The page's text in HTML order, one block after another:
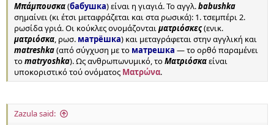
Μπάμπουσκα(бабушка) είναι η γιαγιά. Το αγγλ.babushka
σημαίνει (κι έτσι μεταφράζεται και στα ρωσικά): 1. τσεμπέρι 2.
ρωσίδα γριά. Οι κούκλες ονομάζονταιματριόσκες(ενικ.
ματριόσκα, ρωσ. матрёшка) και μεταγράφεται στην αγγλική και
matreshka(από σύγχυση με το матрешка — το ορθό παραμένει
τοmatryoshka). Ως ανθρωπωνυμικό, τοΜατριόσκαείναι
υποκοριστικό τού ονόματος Ματρώνα.
Zazula said: